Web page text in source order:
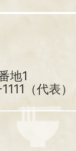
地1
（代表）